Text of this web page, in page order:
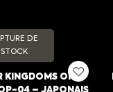
DE
STOCK
KINGDOMS OF